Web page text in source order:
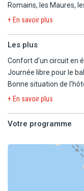
Romains, les Maures,
richesses naturelles et
+ En savoir plus
Les plus
Confort d'un circuit en
Journée libre pour le
Bonne situation de
+ En savoir plus
Votre programme